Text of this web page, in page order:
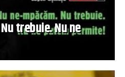
trebuie. Nu ne